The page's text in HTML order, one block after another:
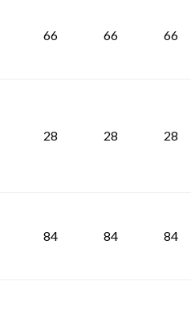
66 66 66
28 28 28
84 84 84